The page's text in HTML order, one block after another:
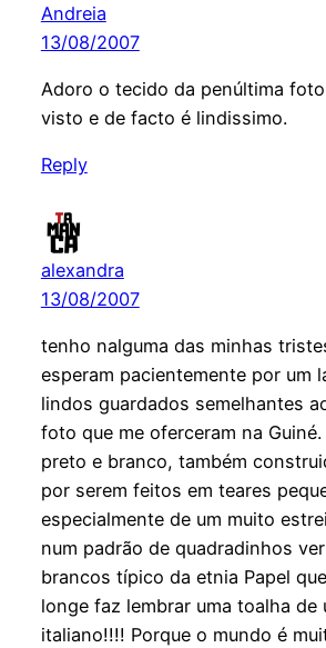
Andreia
13/08/2007
Adoro o tecido da penúltima
visto e de facto é lindissimo.
Reply
alexandra
13/08/2007
tenho nalguma das minhas
esperam pacientemente por um
lindos guardados semelhantes
foto que me oferceram na
preto e branco, também
por serem feitos em teares
especialmente de um muito
num padrão de quadradinhos
brancos típico da etnia Papel
longe faz lembrar uma toalha de
italiano!!!! Porque o mundo é